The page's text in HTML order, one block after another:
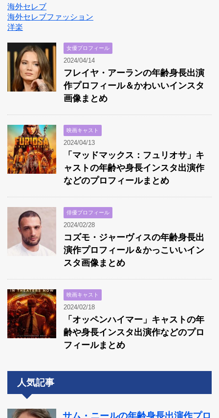
海外セレブ
海外セレブファッション
洋楽
女優プロフィール
2024/04/14
フレイヤ・アーランの年齢身長出演
作プロフィール＆かわいいインスタ
画像まとめ
映画キャスト
2024/04/13
「マッドマックス：フュリオサ」キ
ャストの年齢や身長インスタ出演作
などのプロフィールまとめ
俳優プロフィール
2024/02/28
コズモ・ジャーヴィスの年齢身長出
演作プロフィール＆かっこいいイン
スタ画像まとめ
映画キャスト
2024/02/18
「オッペンハイマー」キャストの年
齢や身長インスタ出演作などのプロ
フィールまとめ
人気記事